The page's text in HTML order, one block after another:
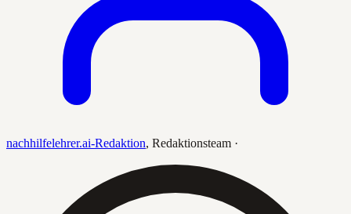
nachhilfelehrer.ai-Redaktion, Redaktionsteam ·